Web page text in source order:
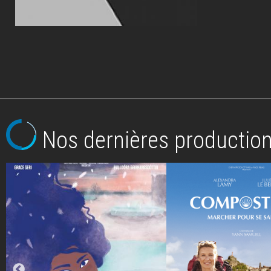
Nos dernières